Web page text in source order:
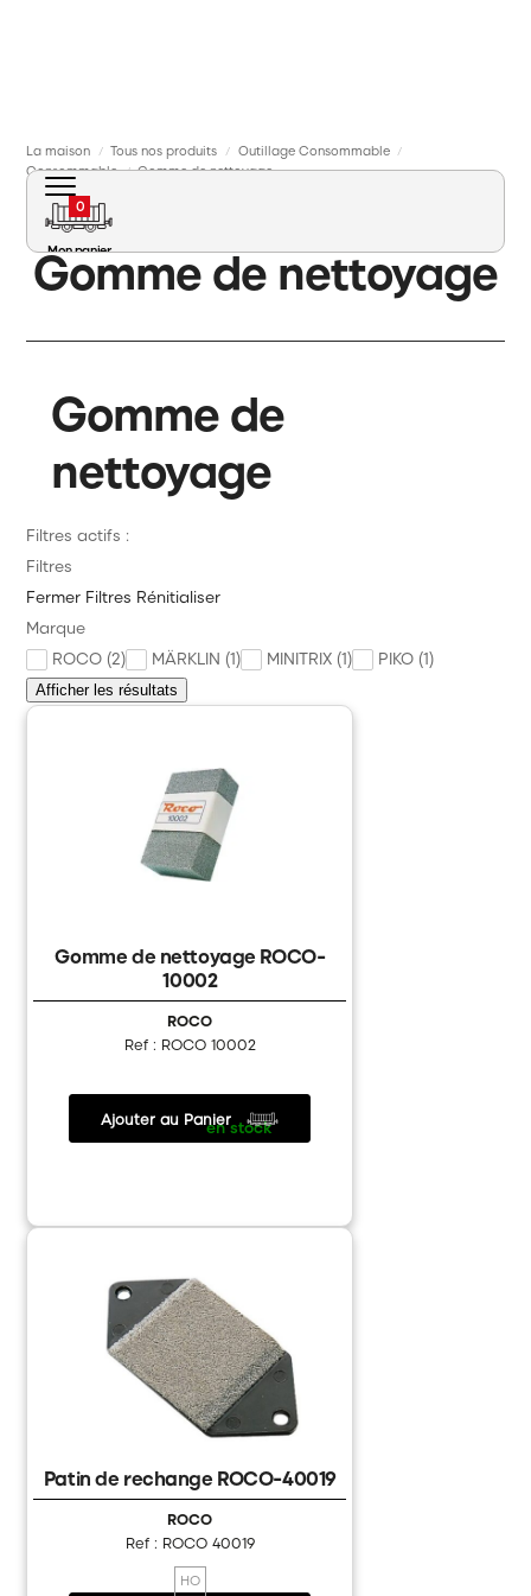
Mon panier
0
Matériel roulant
Diorama Maquette
Véhicule Personnage
Alimentation Digital Commande
Outillage et Consommable
Annonces des trains
Citadel Colour
Games Workshop
La maison / Tous nos produits / Outillage Consommable /
Consommable / Gomme de nettoyage
Gomme de nettoyage
Gomme de
nettoyage
Filtres actifs :
Filtres
Fermer Filtres Rénitialiser
Marque
ROCO (2)
MÄRKLIN (1) MINITRIX (1) PIKO (1)
Afficher les résultats
Gomme de nettoyage ROCO-
10002
ROCO
Ref : ROCO 10002
13.15 € /en stock
Ajouter au Panier
Patin de rechange ROCO-40019
ROCO
Ref : ROCO 40019
HO